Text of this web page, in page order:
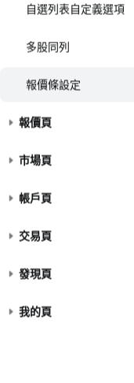
自選列表自定義選項
多股同列
報價條設定
報價頁
市場頁
帳戶頁
交易頁
發現頁
我的頁